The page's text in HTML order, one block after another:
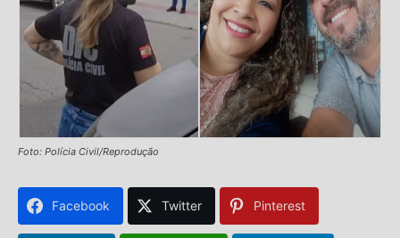
Foto: Polícia Civil/Reprodução
Facebook Twitter Pinterest